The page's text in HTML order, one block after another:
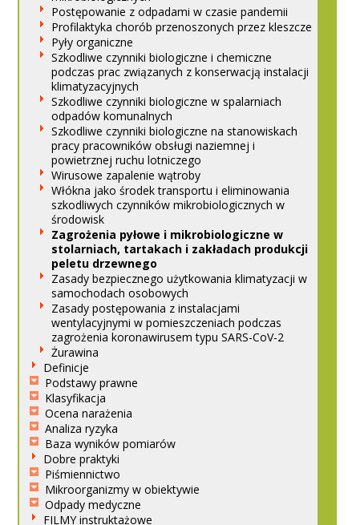
Postępowanie z odpadami w czasie pandemii
Profilaktyka chorób przenoszonych przez kleszcze
Pyły organiczne
Szkodliwe czynniki biologiczne i chemiczne
podczas prac związanych z konserwacją instalacji
klimatyzacyjnych
Szkodliwe czynniki biologiczne w spalarniach
odpadów komunalnych
Szkodliwe czynniki biologiczne na stanowiskach
pracy pracowników obsługi naziemnej i
powietrznej ruchu lotniczego
Wirusowe zapalenie wątroby
Włókna jako środek transportu i eliminowania
szkodliwych czynników mikrobiologicznych w
środowisk
Zagrożenia pyłowe i mikrobiologiczne w
stolarniach, tartakach i zakładach produkcji
peletu drzewnego
Zasady bezpiecznego użytkowania klimatyzacji w
samochodach osobowych
Zasady postępowania z instalacjami
wentylacyjnymi w pomieszczeniach podczas
zagrożenia koronawirusem typu SARS-CoV-2
Żurawina
Definicje
Podstawy prawne
Klasyfikacja
Ocena narażenia
Analiza ryzyka
Baza wyników pomiarów
Dobre praktyki
Piśmiennictwo
Mikroorganizmy w obiektywie
Odpady medyczne
FILMY instruktażowe